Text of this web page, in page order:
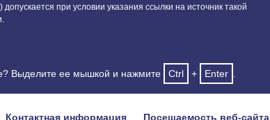
при условии указания ссылки на источник такой
Выделите ее мышкой и нажмите Ctrl + Enter
Контактная информация Посещаемость веб-сайта